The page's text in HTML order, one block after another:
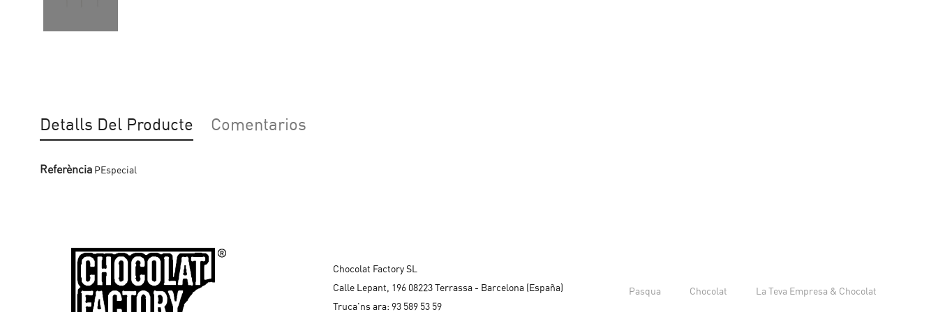
Detalls Del Producte Comentarios
Referència PEspecial
Pasqua Chocolat La Teva Empresa & Chocolat
Chocolat Factory SL
Calle Lepant, 196 08223 Terrassa - Barcelona (España)
Truca'ns ara: 93 589 53 59